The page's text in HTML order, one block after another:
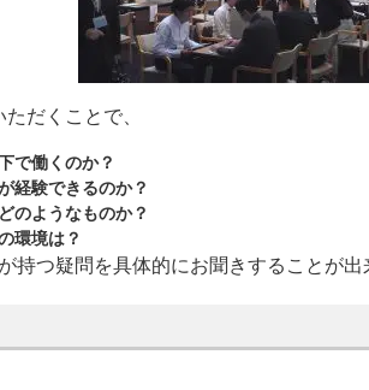
だくことで、
で働くのか？
経験できるのか？
のようなものか？
環境は？
持つ疑問を具体的にお聞きすることが出